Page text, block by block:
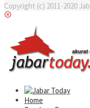
Copyright (c) 2011-2020
Home